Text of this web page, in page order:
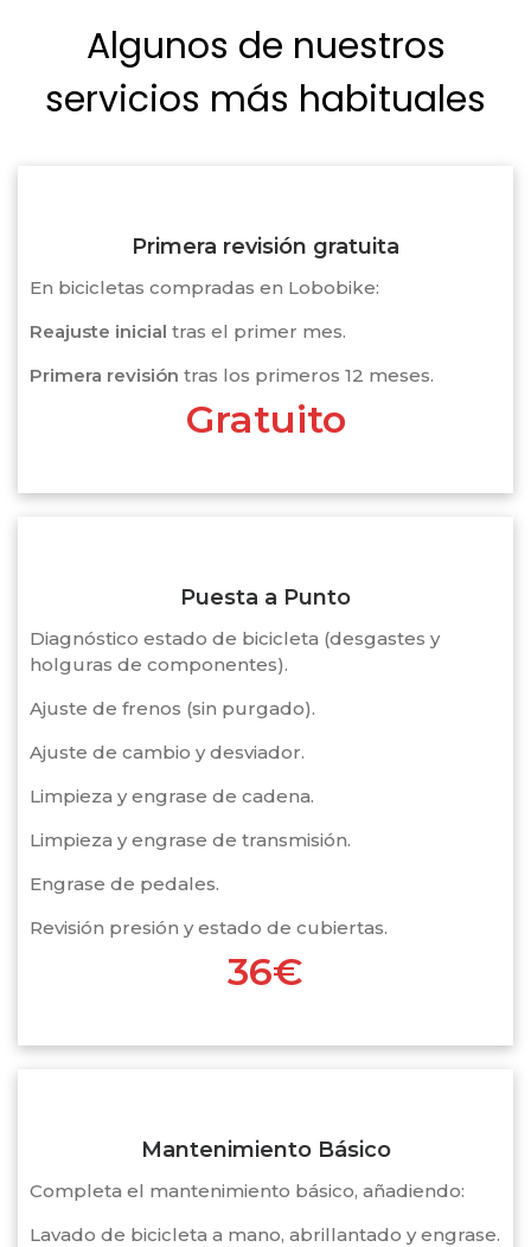
Algunos de nuestros
servicios más habituales
Primera revisión gratuita
En bicicletas compradas en Lobobike:
Reajuste inicial tras el primer mes.
Primera revisión tras los primeros 12 meses.
Gratuito
Puesta a Punto
Diagnóstico estado de bicicleta (desgastes y
holguras de componentes).
Ajuste de frenos (sin purgado).
Ajuste de cambio y desviador.
Limpieza y engrase de cadena.
Limpieza y engrase de transmisión.
Engrase de pedales.
Revisión presión y estado de cubiertas.
36€
Mantenimiento Básico
Completa el mantenimiento básico, añadiendo:
Lavado de bicicleta a mano, abrillantado y engrase.